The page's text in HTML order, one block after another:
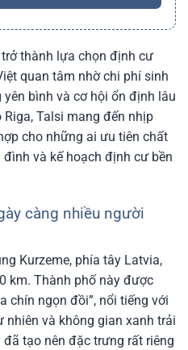
thành lựa chọn định cư
quan tâm nhờ chi phí sinh
bình và cơ hội ổn định lâu
Talsi mang đến nhịp
cho những ai ưu tiên chất
và kế hoạch định cư bền
càng nhiều người
Kurzeme, phía tây Latvia,
km. Thành phố này được
chín ngọn đồi”, nổi tiếng với
và không gian xanh trải
tạo nên đặc trưng rất riêng